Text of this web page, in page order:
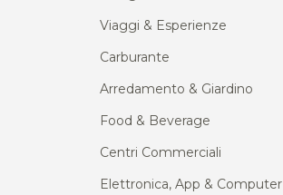
Viaggi & Esperienze
Carburante
Arredamento & Giardino
Food & Beverage
Centri Commerciali
Elettronica, App & Computer